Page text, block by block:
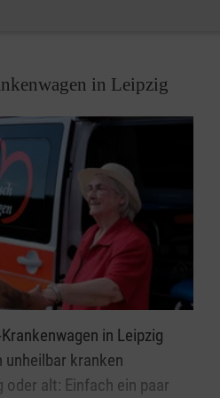
in Leipzig
in Leipzig
unheilbar kranken
oder alt: Einfach ein paar